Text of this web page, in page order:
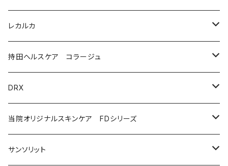
美容液（エイジングケア［ビタミンAシリーズ］）
美容液（日焼け止め）
美容液（スペシャルケア）
プログラムキット
美容液
アイケア
日焼け止め
ユースフルリップ
モイストケア
ウォッシュ
クリーム
バランスケア
ローション
クレンジング
美容液
化粧品
レカルカ
洗顔
化粧水
持田ヘルスケア コラージュ
ソープ（石鹸）
泡石鹸
コラージュフルフルホイップソープ
DRX
AZAクリア
当院オリジナルスキンケア FDシリーズ
ソープ
サンソリット